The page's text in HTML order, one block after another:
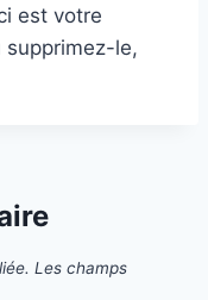
est votre
le,
Les champs